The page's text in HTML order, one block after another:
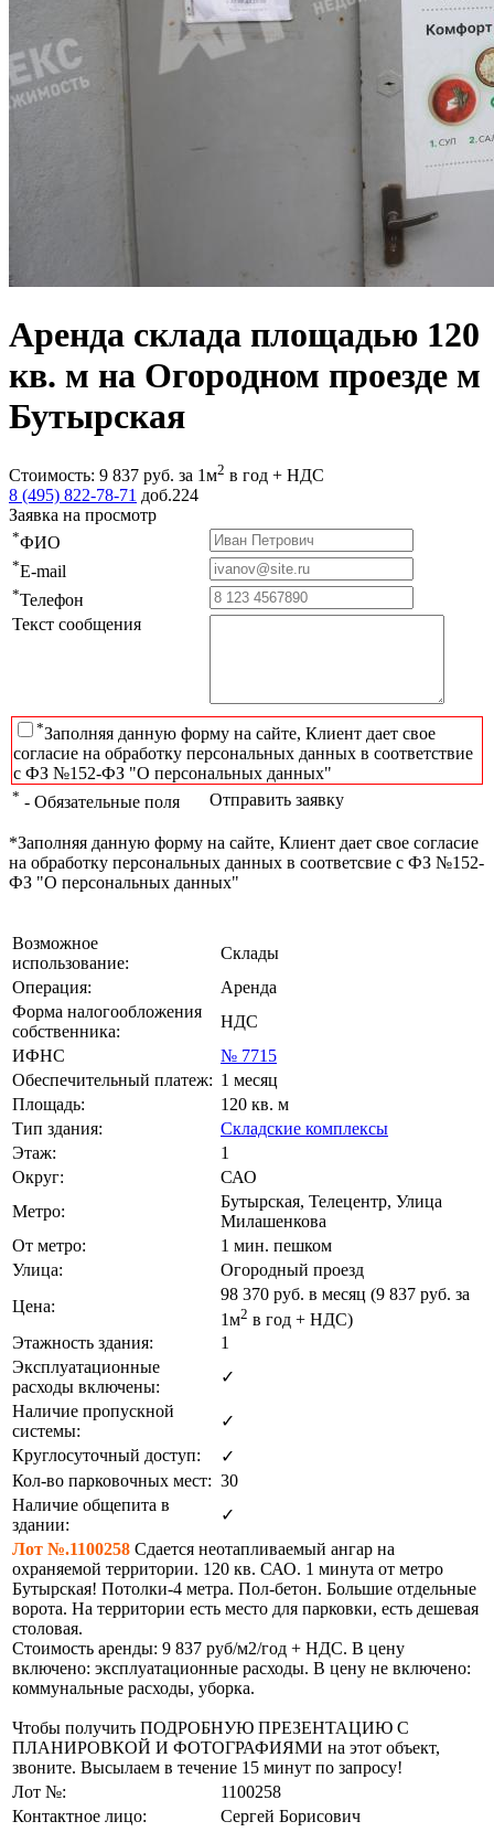
Аренда склада площадью 120
кв. м на Огородном проезде м
Бутырская
Стоимость: 9 837 руб. за 1м2 в год + НДС
8 (495) 822-78-71 доб.224
Заявка на просмотр
*ФИО
*E-mail
*Телефон
Текст сообщения
*Заполняя данную форму на сайте, Клиент дает свое
согласие на обработку персональных данных в соответствие
с ФЗ №152-ФЗ "О персональных данных"
* - Обязательные поля Отправить заявку
*Заполняя данную форму на сайте, Клиент дает свое согласие
на обработку персональных данных в соответсвие с ФЗ №152-
ФЗ "О персональных данных"
Возможное
использование:
Склады
Операция:
Аренда
Форма налогообложения
собственника:
НДС
ИФНС
№ 7715
Обеспечительный платеж: 1 месяц
Площадь:
120 кв. м
Тип здания:
Складские комплексы
Этаж:
1
Округ:
САО
Метро:
Бутырская, Телецентр, Улица
Милашенкова
От метро:
1 мин. пешком
Улица:
Огородный проезд
Цена:
98 370 руб. в месяц (9 837 руб. за
1м2 в год + НДС)
Этажность здания:
1
Эксплуатационные
расходы включены:
✓
Наличие пропускной
системы:
✓
Круглосуточный доступ:
✓
Кол-во парковочных мест: 30
Наличие общепита в
здании:
✓
Лот №.1100258 Сдается неотапливаемый ангар на
охраняемой территории. 120 кв. САО. 1 минута от метро
Бутырская! Потолки-4 метра. Пол-бетон. Большие отдельные
ворота. На территории есть место для парковки, есть дешевая
столовая.
Стоимость аренды: 9 837 руб/м2/год + НДС. В цену
включено: эксплуатационные расходы. В цену не включено:
коммунальные расходы, уборка.
Чтобы получить ПОДРОБНУЮ ПРЕЗЕНТАЦИЮ С
ПЛАНИРОВКОЙ И ФОТОГРАФИЯМИ на этот объект,
звоните. Высылаем в течение 15 минут по запросу!
Лот №:
1100258
Контактное лицо:
Сергей Борисович